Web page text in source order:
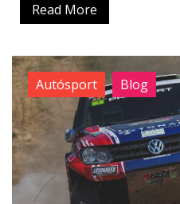
Read More
Autósport Blog